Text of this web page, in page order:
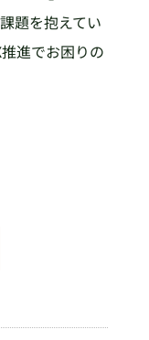
題を抱えてい
進でお困りの